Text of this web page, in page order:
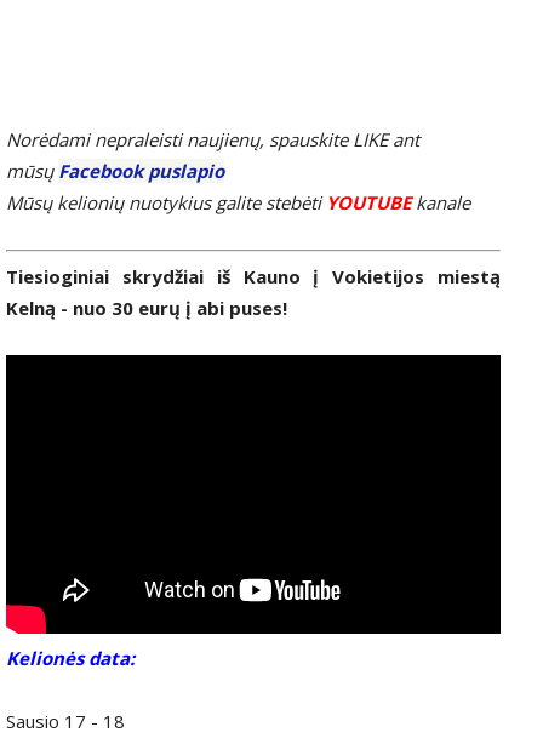
Norėdami nepraleisti naujienų, spauskite LIKE ant
mūsų Facebook puslapio
Mūsų kelionių nuotykius galite stebėti YOUTUBEkanale
Tiesioginiai skrydžiai iš Kauno į Vokietijos miestą
Kelną - nuo 30 eurų į abi puses!
Kelionės data:
Sausio 17 - 18